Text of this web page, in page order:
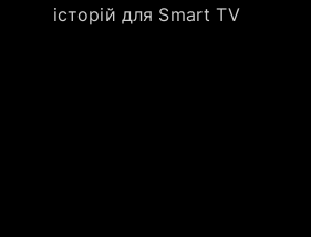
історій для Smart TV